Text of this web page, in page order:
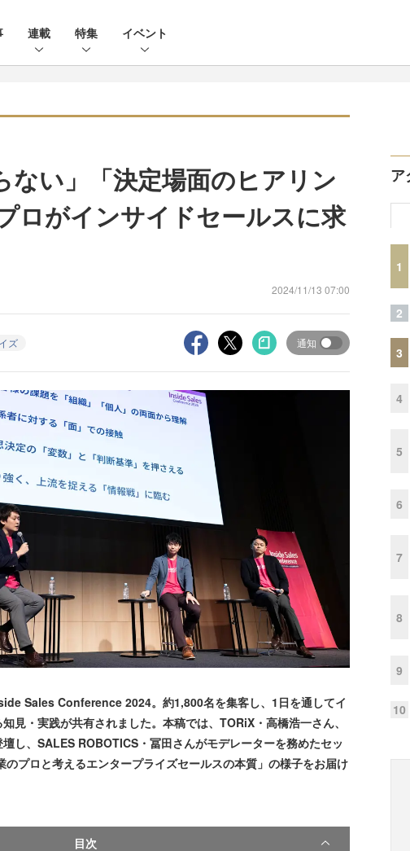
連載 特集 イベント
ない」「決定場面のヒアリン
がインサイドセールスに求
2024/11/13 07:00
ズ 通知
Sales Conference 2024。約1,800名を集客し、1日を通してイ
見・実践が共有されました。本稿では、TORiX・高橋浩一さん、
し、SALES ROBOTICS・冨田さんがモデレーターを務めたセッ
プロと考えるエンタープライズセールスの本質」の様子をお届け
目次
ア
1
2
3
4
5
6
7
8
9
10